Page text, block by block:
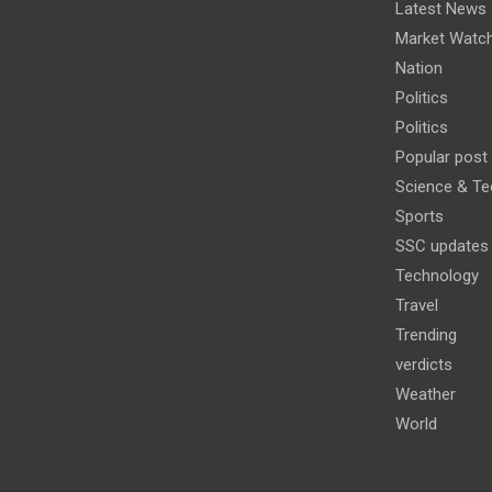
Latest News
Market
Nation
Politics
Politics
Popular post
Science &
Sports
SSC updates
Technology
Travel
Trending
verdicts
Weather
World